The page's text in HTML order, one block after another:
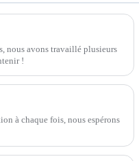
nous avons travaillé plusieurs
!
à chaque fois, nous espérons